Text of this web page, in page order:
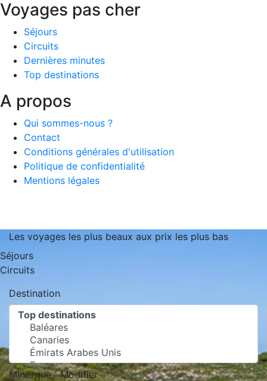
Voyages pas cher
Séjours
Circuits
Dernières minutes
Top destinations
A propos
Qui sommes-nous ?
Contact
Conditions générales d'utilisation
Politique de confidentialité
Mentions légales
Les voyages les plus beaux aux prix les plus bas
Séjours
Circuits
Destination
Minorque Modifier